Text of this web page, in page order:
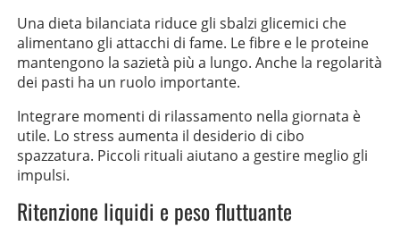
Una dieta bilanciata riduce gli sbalzi glicemici che
alimentano gli attacchi di fame. Le fibre e le proteine
mantengono la sazietà più a lungo. Anche la regolarità
dei pasti ha un ruolo importante.
Integrare momenti di rilassamento nella giornata è
utile. Lo stress aumenta il desiderio di cibo
spazzatura. Piccoli rituali aiutano a gestire meglio gli
impulsi.
Ritenzione liquidi e peso fluttuante